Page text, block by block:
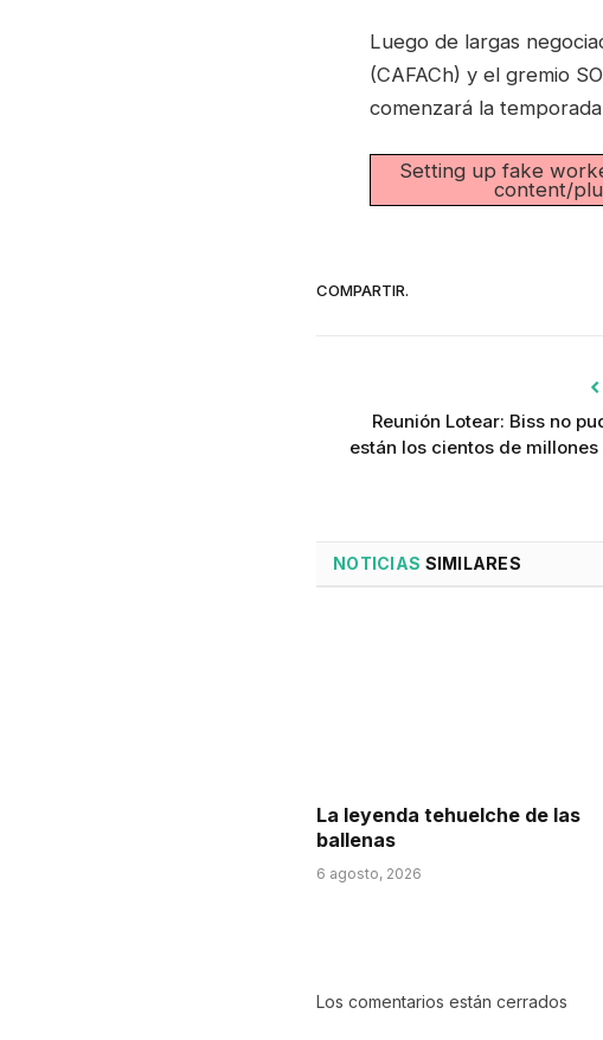
Luego de largas
(CAFACh) y el gremio
comenzará la
Setting up fake
content/
COMPARTIR.
Reunión Lotear: Biss no
están los cientos de
NOTICIAS SIMILARES
La leyenda tehuelche de las
ballenas
6 agosto, 2026
Los comentarios están cerrados